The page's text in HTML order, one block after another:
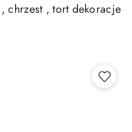
chrzest , tort dekoracje